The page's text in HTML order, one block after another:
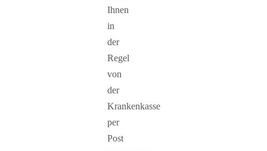
Ihnen
in
der
Regel
von
der
Krankenkasse
per
Post